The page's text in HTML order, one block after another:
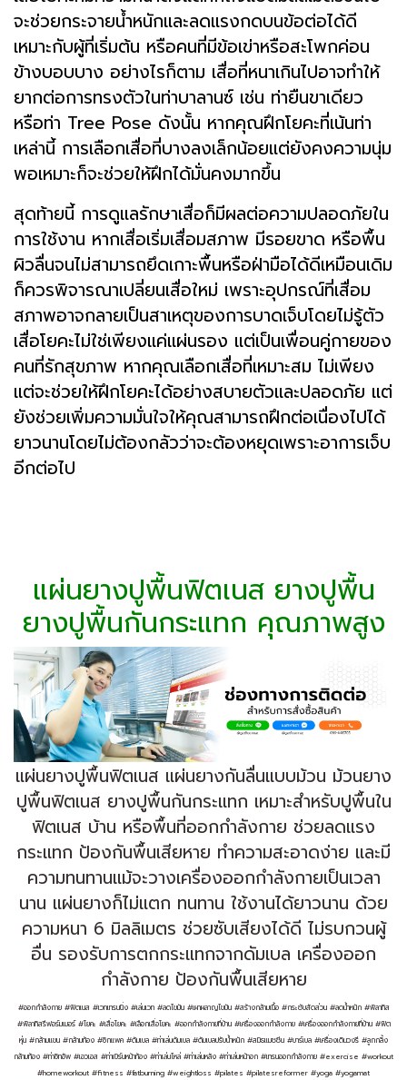
จะช่วยกระจายน้ำหนักและลดแรงกดบนข้อต่อได้ดี
เหมาะกับผู้ที่เริ่มต้น หรือคนที่มีข้อเข่าหรือสะโพกค่อน
ข้างบอบบาง อย่างไรก็ตาม เสื่อที่หนาเกินไปอาจทำให้
ยากต่อการทรงตัวในท่าบาลานซ์ เช่น ท่ายืนขาเดียว
หรือท่า Tree Pose ดังนั้น หากคุณฝึกโยคะที่เน้นท่า
เหล่านี้ การเลือกเสื่อที่บางลงเล็กน้อยแต่ยังคงความนุ่ม
พอเหมาะก็จะช่วยให้ฝึกได้มั่นคงมากขึ้น
สุดท้ายนี้ การดูแลรักษาเสื่อก็มีผลต่อความปลอดภัยใน
การใช้งาน หากเสื่อเริ่มเสื่อมสภาพ มีรอยขาด หรือพื้น
ผิวลื่นจนไม่สามารถยึดเกาะพื้นหรือฝ่ามือได้ดีเหมือนเดิม
ก็ควรพิจารณาเปลี่ยนเสื่อใหม่ เพราะอุปกรณ์ที่เสื่อม
สภาพอาจกลายเป็นสาเหตุของการบาดเจ็บโดยไม่รู้ตัว
เสื่อโยคะไม่ใช่เพียงแค่แผ่นรอง แต่เป็นเพื่อนคู่กายของ
คนที่รักสุขภาพ หากคุณเลือกเสื่อที่เหมาะสม ไม่เพียง
แต่จะช่วยให้ฝึกโยคะได้อย่างสบายตัวและปลอดภัย แต่
ยังช่วยเพิ่มความมั่นใจให้คุณสามารถฝึกต่อเนื่องไปได้
ยาวนานโดยไม่ต้องกลัวว่าจะต้องหยุดเพราะอาการเจ็บ
อีกต่อไป
แผ่นยางปูพื้นฟิตเนส ยางปูพื้น
ยางปูพื้นกันกระแทก คุณภาพสูง
แผ่นยางปูพื้นฟิตเนส แผ่นยางกันลื่นแบบม้วน ม้วนยาง
ปูพื้นฟิตเนส ยางปูพื้นกันกระแทก เหมาะสำหรับปูพื้นใน
ฟิตเนส บ้าน หรือพื้นที่ออกกำลังกาย ช่วยลดแรง
กระแทก ป้องกันพื้นเสียหาย ทำความสะอาดง่าย และมี
ความทนทานแม้จะวางเครื่องออกกำลังกายเป็นเวลา
นาน แผ่นยางก็ไม่แตก ทนทาน ใช้งานได้ยาวนาน ด้วย
ความหนา 6 มิลลิเมตร ช่วยซับเสียงได้ดี ไม่รบกวนผู้
อื่น รองรับการตกกระแทกจากดัมเบล เครื่องออก
กำลังกาย ป้องกันพื้นเสียหาย
#ออกกำลังกาย #ฟิตเนส #เวทเทรนนิ่ง #เล่นเวท #ลดไขมัน #เผาผลาญไขมัน #สร้างกล้ามเนื้อ #กระชับสัดส่วน #ลดน้ำหนัก #พิลาทิส
#พิลาทิสรีฟอร์มเมอร์ #โยคะ #เสื่อโยคะ #เลือกเสื่อโยคะ #ออกกำลังกายที่บ้าน #เครื่องออกกำลังกาย #เครื่องออกกำลังกายที่บ้าน #ฟิต
หุ่น #กล้ามแขน #กล้ามท้อง #ซิกแพค #ดัมเบล #ท่าเล่นดัมเบล #ดัมเบลปรับน้ำหนัก #สมิธแมชชีน #บาร์เบล #เครื่องเดินวงรี #ลูกกลิ้ง
กล้ามท้อง #ท่าซิทอัพ #เอวเอส #ท่าเบิร์นหน้าท้อง #ท่าเล่นไหล่ #ท่าเล่นหลัง #ท่าเล่นหน้าอก #เทรนออกกำลังกาย #exercise #workout
#homeworkout #fitness #fatburning #weightloss #pilates #pilatesreformer #yoga #yogamat